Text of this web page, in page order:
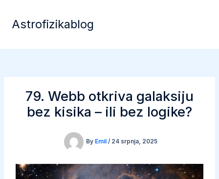
contentAstrofizikablog
79. Webb otkriva galaksiju
bez kisika – ili bez logike?
By Emil / 24 srpnja, 2025